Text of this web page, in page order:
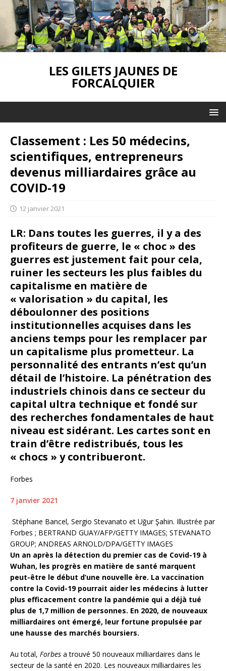
LES GILETS JAUNES DE
FORCALQUIER
Classement : Les 50 médecins,
scientifiques, entrepreneurs
devenus milliardaires grâce au
COVID-19
12 janvier 2021
LR: Dans toutes les guerres, il y a des
profiteurs de guerre, le « choc » des
guerres est justement fait pour cela,
ruiner les secteurs les plus faibles du
capitalisme en matière de
« valorisation » du capital, les
déboulonner des positions
institutionnelles acquises dans les
anciens temps pour les remplacer par
un capitalisme plus prometteur. La
personnalité des entrants n’est qu’un
détail de l’histoire. La pénétration des
industriels chinois dans ce secteur du
capital ultra technique et fondé sur
des recherches fondamentales de haut
niveau est sidérant. Les cartes sont en
train d’être redistribués, tous les
« chocs » y contribueront.
Forbes
7 janvier 2021
Stéphane Bancel, Sergio Stevanato et Uğur Şahin. Illustrée par
Forbes ; BERTRAND GUAY/AFP/GETTY IMAGES; STEVANATO
GROUP; ANDREAS ARNOLD/DPA/GETTY IMAGES
Un an après la détection du premier cas de Covid-19 à
Wuhan, les progrès en matière de santé marquent
peut-être le début d’une nouvelle ère. La vaccination
contre la Covid-19 pourrait aider les médecins à lutter
plus efficacement contre la pandémie qui a déjà tué
plus de 1,7 million de personnes. En 2020, de nouveaux
milliardaires ont émergé, leur fortune propulsée par
une hausse des marchés boursiers.
Au total, Forbes a trouvé 50 nouveaux milliardaires dans le
secteur de la santé en 2020. Les nouveaux milliardaires les